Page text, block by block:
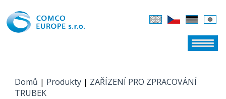
JSTE ZDE
Domů | Produkty| ZAŘÍZENÍ PRO ZPRACOVÁNÍ
TRUBEK